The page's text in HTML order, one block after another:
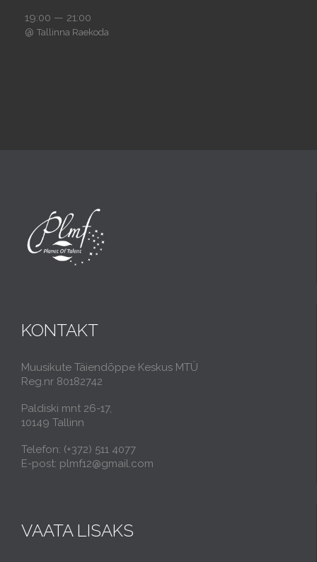
19:00 — 21:00
@ Tallinna Raekoda
KONTAKT
Muusikute Täiendõppe Keskus MTÜ
Reg.nr 80182742
Paldiski mnt 26-17,
10149 Tallinn
Telefon: (+372) 511 4077
E-post: plmf12@gmail.com
VAATA LISAKS